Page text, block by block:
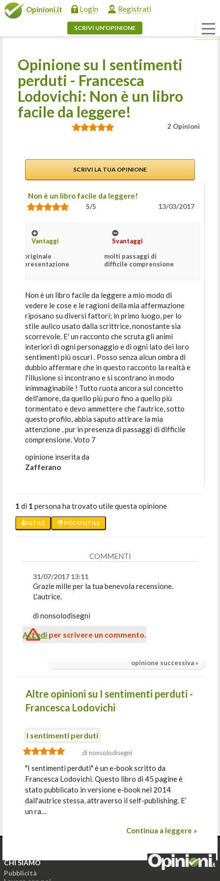
Opinioni.it Login Registrati
SCRIVI UN'OPINIONE
Opinione su I sentimenti
perduti - Francesca
Lodovichi: Non è un libro
facile da leggere!
2 Opinioni
SCRIVI LA TUA OPINIONE
Non è un libro facile da leggere!
5/5 13/03/2017
Vantaggi
originale
presentazione
Svantaggi
molti passaggi di
difficile comprensione
Non è un libro facile da leggere a mio modo di
vedere le cose e le ragioni della mia affermazione
riposano su diversi fattori; in primo luogo, per lo
stile aulico usato dalla scrittrice, nonostante sia
scorrevole. E' un racconto che scruta gli animi
interiori di ogni personaggio e di ogni lato dei loro
sentimenti più oscuri . Posso senza alcun ombra di
dubbio affermare che in questo racconto la realtà e
l'illusione si incontrano e si scontrano in modo
inimmaginabile ! Tutto ruota ancora sul concetto
dell'amore, da quello più puro fino a quello più
tormentato e devo ammettere che l'autrice, sotto
questo profilo, abbia saputo attirare la mia
attenzione , pur in presenza di passaggi di difficile
comprensione. Voto 7
opinione inserita da
Zafferano
1 di 1 persona ha trovato utile questa opinione
👍 UTILE 👎 POCO UTILE
COMMENTI
31/07/2017 13:11
Grazie mille per la tua benevola recensione.
L'autrice.
di nonsolodisegni
Accedi per scrivere un commento.
opinione successiva »
Altre opinioni su I sentimenti perduti -
Francesca Lodovichi
I sentimenti perduti
di nonsolodisegni
"I sentimenti perduti" è un e-book scritto da
Francesca Lodovichi. Questo libro di 45 pagine è
stato pubblicato in versione e-book nel 2014
dall'autrice stessa, attraverso il self-publishing. E’
un ra…
Continua a leggere »
CHI SIAMO
Pubblicità